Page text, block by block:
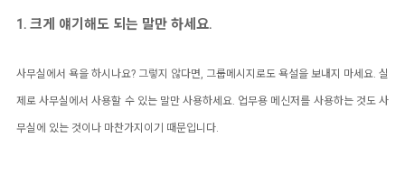
1. 크게 얘기해도 되는 말만 하세요.
사무실에서 욕을 하시나요? 그렇지 않다면, 그룹메시지로도 욕설을 보내지 마세요. 실
제로 사무실에서 사용할 수 있는 말만 사용하세요. 업무용 메신저를 사용하는 것도 사
무실에 있는 것이나 마찬가지이기 때문입니다.